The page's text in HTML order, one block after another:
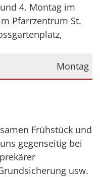
4. Montag im
Pfarrzentrum St.
Montag
Frühstück und
gegenseitig bei
usw.